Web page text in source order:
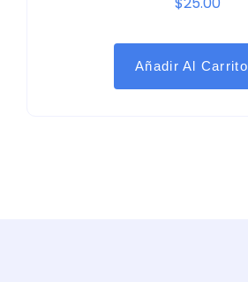
sobre
puntuación
de
cliente
Añadir Al Carrito